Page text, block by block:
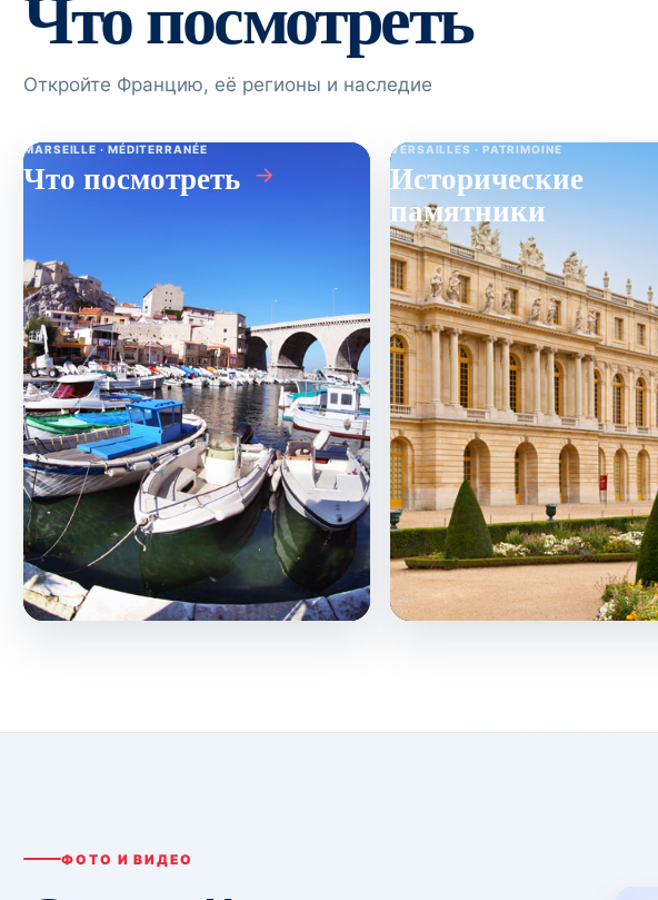
Откройте Францию, её регионы и наследие
MARSEILLE · MÉDITERRANÉE
Что посмотреть →
VERSAILLES · PATRIMOINE
Исторические
памятники
ФОТО И ВИДЕО